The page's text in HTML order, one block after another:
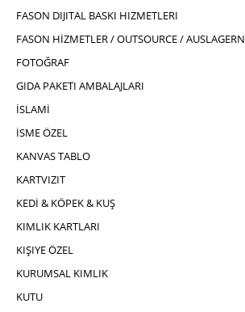
FASON DIJITAL BASKI HIZMETLERI
FASON HİZMETLER / OUTSOURCE / AUSLAGERN
FOTOĞRAF
GIDA PAKETI AMBALAJLARI
İSLAMİ
İSME ÖZEL
KANVAS TABLO
KARTVIZIT
KEDİ & KÖPEK & KUŞ
KIMLIK KARTLARI
KIŞIYE ÖZEL
KURUMSAL KIMLIK
KUTU